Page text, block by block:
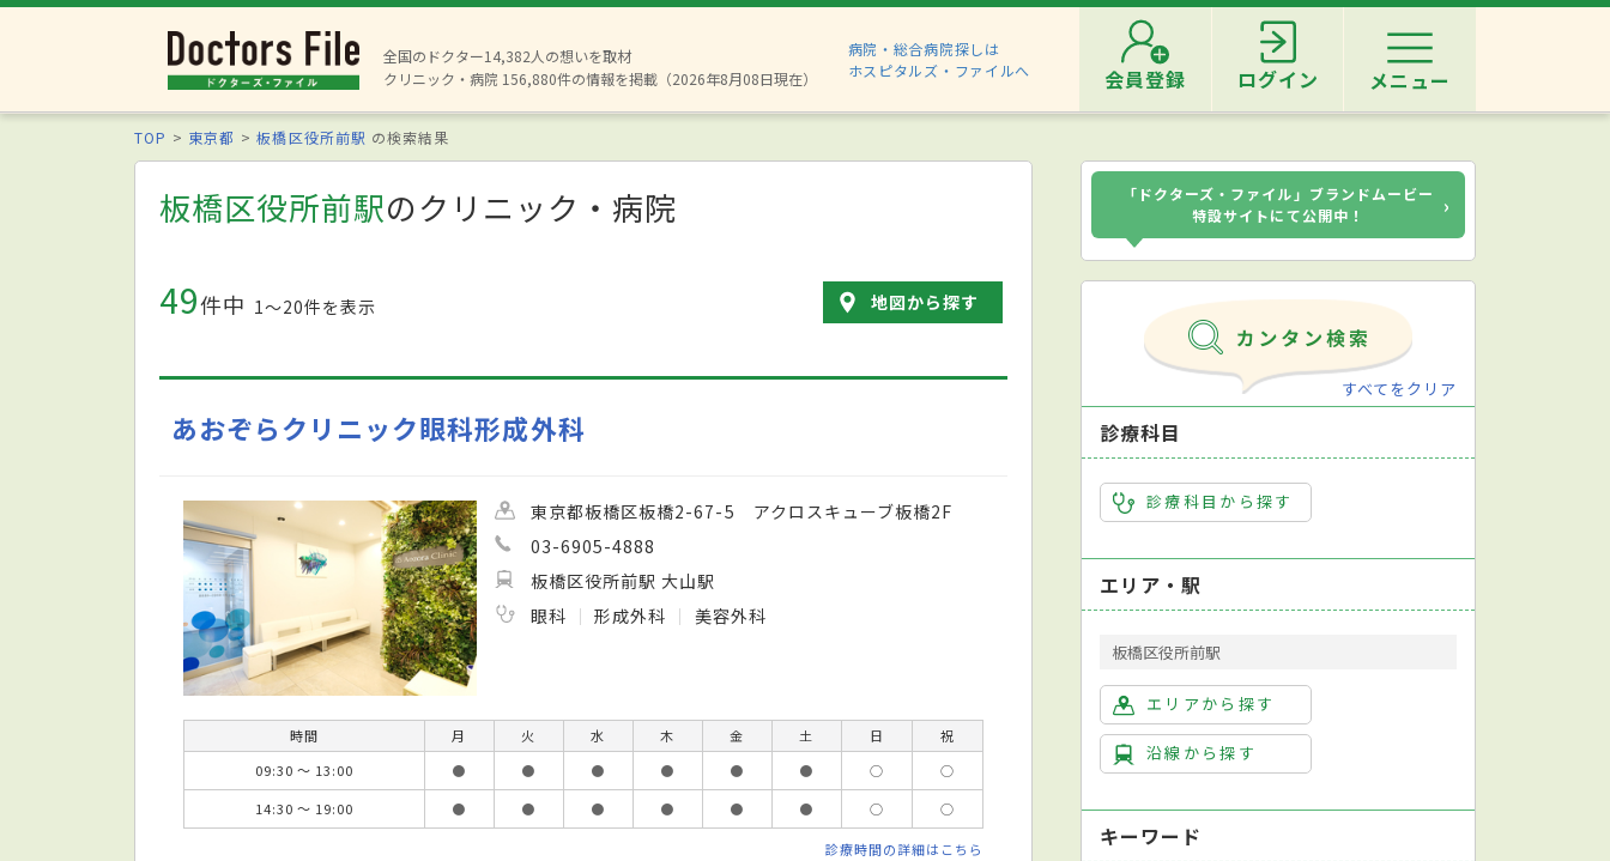
全国のドクター14,382人の想いを取材
クリニック・病院 156,880件の情報を掲載（2026年8月08日現在）
病院・総合病院探しは
ホスピタルズ・ファイルへ
会員登録 ログイン メニュー
TOP 東京都 板橋区役所前駅 の検索結果
板橋区役所前駅のクリニック・病院
49件中 1〜20件を表示 地図から探す
あおぞらクリニック眼科形成外科
東京都板橋区板橋2-67-5 アクロスキューブ板橋2F
03-6905-4888
板橋区役所前駅 大山駅
眼科
形成外科 美容外科
時間 月 火 水 木 金 土 日
祝
09:30 ～ 13:00
● ● ● ● ● ● ○
○
14:30 ～ 19:00
● ● ● ● ● ● ○ ○
診療時間の詳細はこちら
「ドクターズ・ファイル」ブランドムービー
特設サイトにて公開中！
›
すべてをクリア
診療科目
診療科目から探す
エリア・駅
板橋区役所前駅
エリアから探す
沿線から探す
キーワード